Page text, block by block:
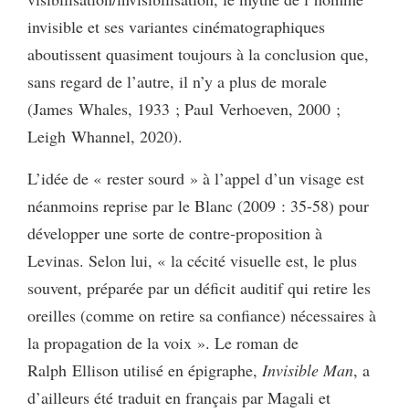
invisible et ses variantes cinématographiques
aboutissent quasiment toujours à la conclusion que,
sans regard de l’autre, il n’y a plus de morale
(James Whales, 1933 ; Paul Verhoeven, 2000 ;
Leigh Whannel, 2020).
L’idée de « rester sourd » à l’appel d’un visage est
néanmoins reprise par le Blanc (2009 : 35-58) pour
développer une sorte de contre-proposition à
Levinas. Selon lui, « la cécité visuelle est, le plus
souvent, préparée par un déficit auditif qui retire les
oreilles (comme on retire sa confiance) nécessaires à
la propagation de la voix ». Le roman de
Ralph Ellison utilisé en épigraphe, Invisible Man, a
d’ailleurs été traduit en français par Magali et